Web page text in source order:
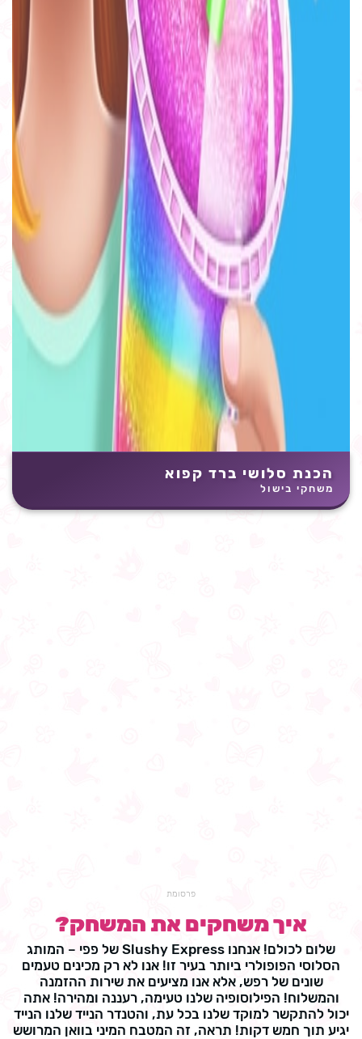
הכנת סלושי ברד קפוא
משחקי בישול
פרסומת
איך משחקים את המשחק?
שלום לכולם! אנחנו Slushy Express של פפי – המותג
הסלוסי הפופולרי ביותר בעיר זו! אנו לא רק מכינים טעמים
שונים של רפש, אלא אנו מציעים את שירות ההזמנה
והמשלוח! הפילוסופיה שלנו טעימה, רעננה ומהירה! אתה
יכול להתקשר למוקד שלנו בכל עת, והטנדר הנייד שלנו הנייד
יגיע תוך חמש דקות! תראה, זה המטבח המיני בוואן המרושש